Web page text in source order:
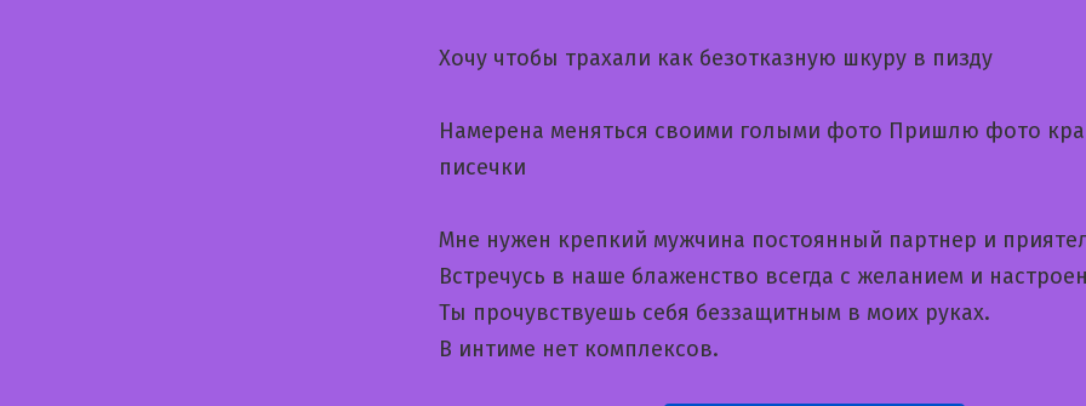
Хочу чтобы трахали как безотказную шкуру в пизду
Намерена меняться своими голыми фото Пришлю фото
писечки
Мне нужен крепкий мужчина постоянный партнер и
Встречусь в наше блаженство всегда с желанием и
Ты прочувствуешь себя беззащитным в моих руках.
В интиме нет комплексов.